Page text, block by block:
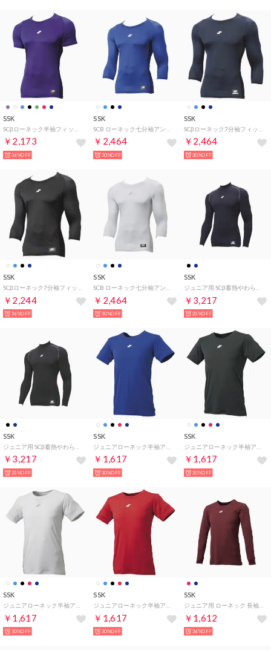
SSK
￥2,173
36%OFF
SSK
￥2,464
30%OFF
SSK
￥2,464
30%OFF
SSK
SCβローネック7分袖フィットアンダーシャツ アンダーウェア （ブラック）
￥2,244
36%OFF
SSK
SCB ローネック七分袖アンダーシャツ （ホワイト）
￥2,464
30%OFF
SSK
ジュニア用 SCβ蓄熱やわらかハイネック長袖フィットアンダー アンダーシャツ （ネイビー）
￥3,217
25%OFF
SSK
￥3,217
25%OFF
SSK
￥1,617
30%OFF
SSK
￥1,617
30%OFF
SSK
ジュニアローネック半袖アンダーシャツ （ホワイト）
￥1,617
30%OFF
SSK
ジュニアローネック半袖アンダーシャツ （レッド）
￥1,617
30%OFF
SSK
ジュニア用 ローネック 長袖アンダーシャツ （エンジ）
￥1,612
36%OFF